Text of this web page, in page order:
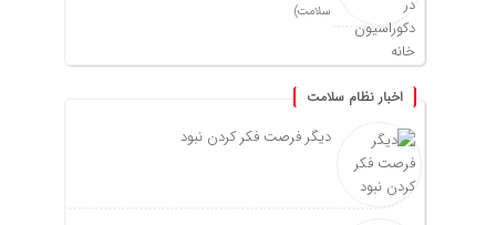
سلامت)
اخبار نظام سلامت
دیگر فرصت فکر کردن نبود